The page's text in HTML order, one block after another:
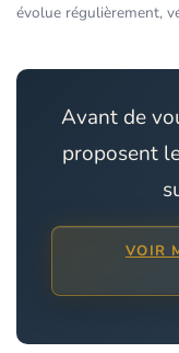
évolue régulièrement,
Avant de
proposent
VOIR